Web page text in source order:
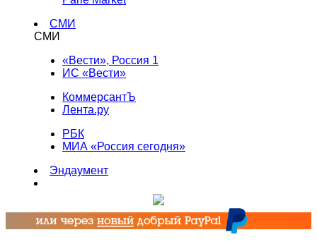
СМИ
СМИ
«Вести», Россия 1
ИС «Вести»
КоммерсантЪ
Лента.ру
РБК
МИА «Россия сегодня»
Эндаумент